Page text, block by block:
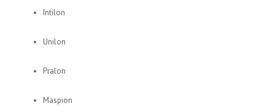
Intilon
Unilon
Pralon
Maspion